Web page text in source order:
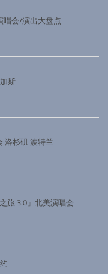
唱会/演出大盘点
斯
|洛杉矶|波特兰
旅 3.0」北美演唱会